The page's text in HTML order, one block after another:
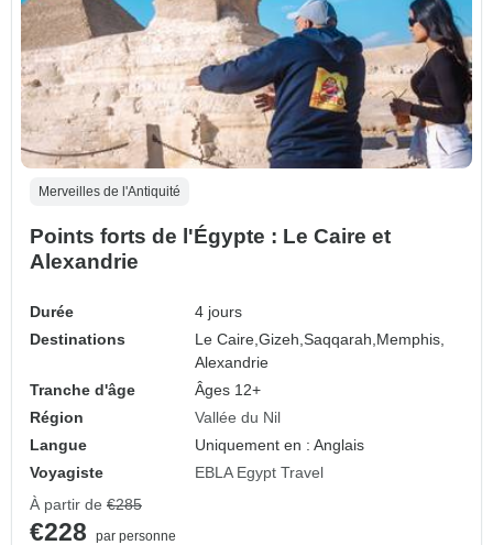
Merveilles de l'Antiquité
Points forts de l'Égypte : Le Caire et
Alexandrie
Durée
4 jours
Destinations
Le Caire,Gizeh,Saqqarah,Memphis,
Alexandrie
Tranche d'âge
Âges 12+
Région
Vallée du Nil
Langue
Uniquement en : Anglais
Voyagiste
EBLA Egypt Travel
À partir de €285
€228
par personne